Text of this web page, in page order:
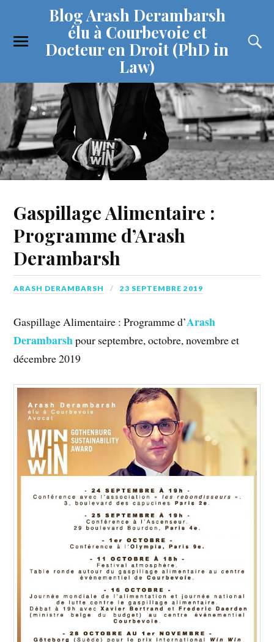
Blog Arash Derambarsh
élu à Courbevoie et
Docteur en Droit (PhD in
Law)
Gaspillage Alimentaire :
Programme d’Arash
Derambarsh
ARASH DERAMBARSH 23 SEPTEMBRE 2019
Gaspillage Alimentaire : Programme d’Arash
Derambarshpour septembre, octobre, novembre et
décembre 2019